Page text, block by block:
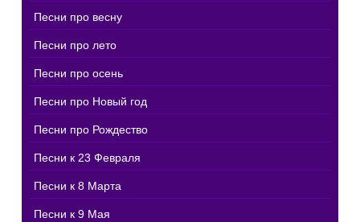
Песни про весну
Песни про лето
Песни про осень
Песни про Новый год
Песни про Рождество
Песни к 23 Февраля
Песни к 8 Марта
Песни к 9 Мая